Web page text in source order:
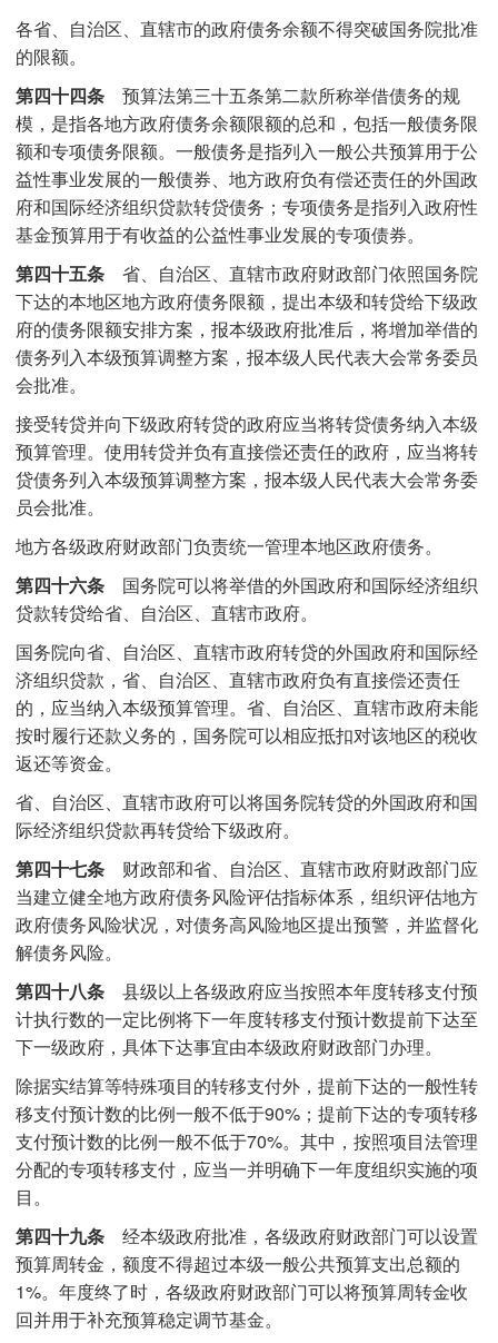
各省、自治区、直辖市的政府债务余额不得突破国务院批准
的限额。
第四十四条预算法第三十五条第二款所称举借债务的规
模，是指各地方政府债务余额限额的总和，包括一般债务限
额和专项债务限额。一般债务是指列入一般公共预算用于公
益性事业发展的一般债券、地方政府负有偿还责任的外国政
府和国际经济组织贷款转贷债务；专项债务是指列入政府性
基金预算用于有收益的公益性事业发展的专项债券。
第四十五条省、自治区、直辖市政府财政部门依照国务院
下达的本地区地方政府债务限额，提出本级和转贷给下级政
府的债务限额安排方案，报本级政府批准后，将增加举借的
债务列入本级预算调整方案，报本级人民代表大会常务委员
会批准。
接受转贷并向下级政府转贷的政府应当将转贷债务纳入本级
预算管理。使用转贷并负有直接偿还责任的政府，应当将转
贷债务列入本级预算调整方案，报本级人民代表大会常务委
员会批准。
地方各级政府财政部门负责统一管理本地区政府债务。
第四十六条 国务院可以将举借的外国政府和国际经济组织
贷款转贷给省、自治区、直辖市政府。
国务院向省、自治区、直辖市政府转贷的外国政府和国际经
济组织贷款，省、自治区、直辖市政府负有直接偿还责任
的，应当纳入本级预算管理。省、自治区、直辖市政府未能
按时履行还款义务的，国务院可以相应抵扣对该地区的税收
返还等资金。
省、自治区、直辖市政府可以将国务院转贷的外国政府和国
际经济组织贷款再转贷给下级政府。
第四十七条 财政部和省、自治区、直辖市政府财政部门应
当建立健全地方政府债务风险评估指标体系，组织评估地方
政府债务风险状况，对债务高风险地区提出预警，并监督化
解债务风险。
第四十八条县级以上各级政府应当按照本年度转移支付预
计执行数的一定比例将下一年度转移支付预计数提前下达至
下一级政府，具体下达事宜由本级政府财政部门办理。
除据实结算等特殊项目的转移支付外，提前下达的一般性转
移支付预计数的比例一般不低于90%；提前下达的专项转移
支付预计数的比例一般不低于70%。其中，按照项目法管理
分配的专项转移支付，应当一并明确下一年度组织实施的项
目。
第四十九条经本级政府批准，各级政府财政部门可以设置
预算周转金，额度不得超过本级一般公共预算支出总额的
1%。年度终了时，各级政府财政部门可以将预算周转金收
回并用于补充预算稳定调节基金。